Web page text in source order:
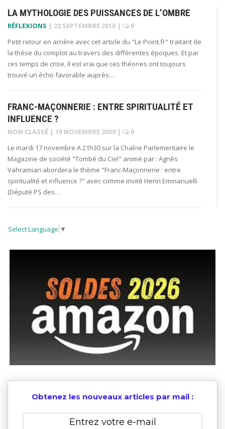
LA MYTHOLOGIE DES PUISSANCES DE L’OMBRE
RÉFLEXIONS | 22 SEPTEMBRE 2010 |
0
Petit retour en arrière avec cet article du "Le Point.fr" traitant de
la thèse du complot au travers des différentes époques. Et par
ces temps de crise, Il est vrai que ces théories ont toujours
trouvé un écho favorable auprès…
FRANC-MAÇONNERIE : ENTRE SPIRITUALITÉ ET
INFLUENCE ?
NON CLASSÉ | 10 NOVEMBRE 2009 |
0
Le mardi 17 novembre A 21h30 sur la Chaîne Parlementaire le
Magazine de société "Tombé du Ciel" animé par : Agnès
Vahramian abordera le thème "Franc-Maçonnerie : entre
spiritualité et influence ?" avec comme invité Henri Emmanuelli
(Député PS des…
Select Language ▼
Obtenez les nouveaux articles par mail :